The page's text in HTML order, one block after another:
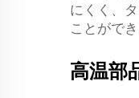
にくく、
ことができ
高温部